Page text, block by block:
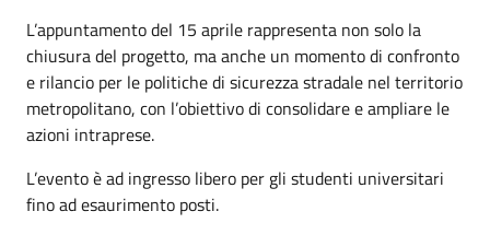
L’appuntamento del 15 aprile rappresenta non solo la
chiusura del progetto, ma anche un momento di confronto
e rilancio per le politiche di sicurezza stradale nel territorio
metropolitano, con l’obiettivo di consolidare e ampliare le
azioni intraprese.
L’evento è ad ingresso libero per gli studenti universitari
fino ad esaurimento posti.